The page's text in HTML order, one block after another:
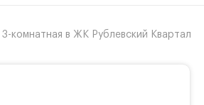
3-комнатная в ЖК Рублевский Квартал